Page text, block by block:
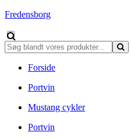
Fredensborg
Forside
Portvin
Mustang cykler
Portvin